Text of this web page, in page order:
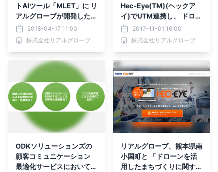
トAIツール「MLET」に リ
アルグローブが開発した
テスト自動化機械学習エン
ジンが採用されました
2018-04-17 11:00
株式会社リアルグローブ
Hec-Eye(TM)(ヘックア
イ)でUTM連携し、 ドロー
ンを活用した災害対応実証
に成功
2017-11-01 16:00
株式会社リアルグローブ
ODKソリューションズの
顧客コミュニケーション
最適化サービスにおいて、
リアルグローブ、熊本県南
小国町と 「ドローンを活
用したまちづくりに関する